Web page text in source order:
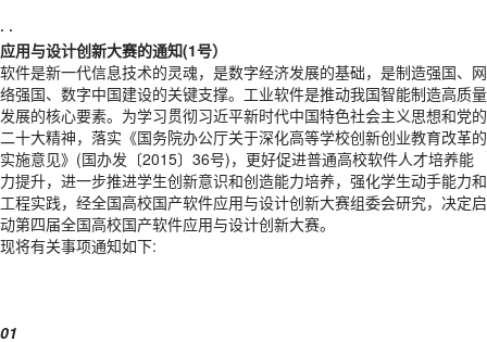
· ·
应用与设计创新大赛的通知(1号）
软件是新一代信息技术的灵魂，是数字经济发展的基础，是制造强国、网
络强国、数字中国建设的关键支撑。工业软件是推动我国智能制造高质量
发展的核心要素。为学习贯彻习近平新时代中国特色社会主义思想和党的
二十大精神，落实《国务院办公厅关于深化高等学校创新创业教育改革的
实施意见》(国办发〔2015〕36号)，更好促进普通高校软件人才培养能
力提升，进一步推进学生创新意识和创造能力培养，强化学生动手能力和
工程实践，经全国高校国产软件应用与设计创新大赛组委会研究，决定启
动第四届全国高校国产软件应用与设计创新大赛。
现将有关事项通知如下:
01